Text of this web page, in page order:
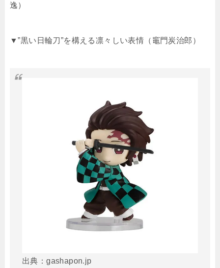
逸）
▼”黒い日輪刀”を構える凛々しい表情（竈門炭治郎）
出典：gashapon.jp